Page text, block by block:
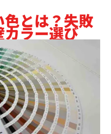
とは？失敗
ラー選び